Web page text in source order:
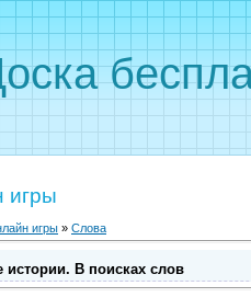
игры
игры » Слова
В поисках слов